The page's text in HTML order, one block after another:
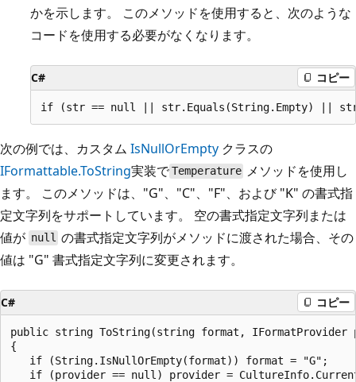
かを示します。 このメソッドを使用すると、次のような
コードを使用する必要がなくなります。
C# コピー
次の例では、カスタム IsNullOrEmpty クラスの
IFormattable.ToString実装でTemperature メソッドを使用し
ます。 このメソッドは、"G"、"C"、"F"、および "K" の書式指
定文字列をサポートしています。 空の書式指定文字列または
値が null の書式指定文字列がメソッドに渡された場合、その
値は "G" 書式指定文字列に変更されます。
C# コピー
public string ToString(string format,
{
   if (String.IsNullOrEmpty(format)) format = "G";
if (provider == null) provider =